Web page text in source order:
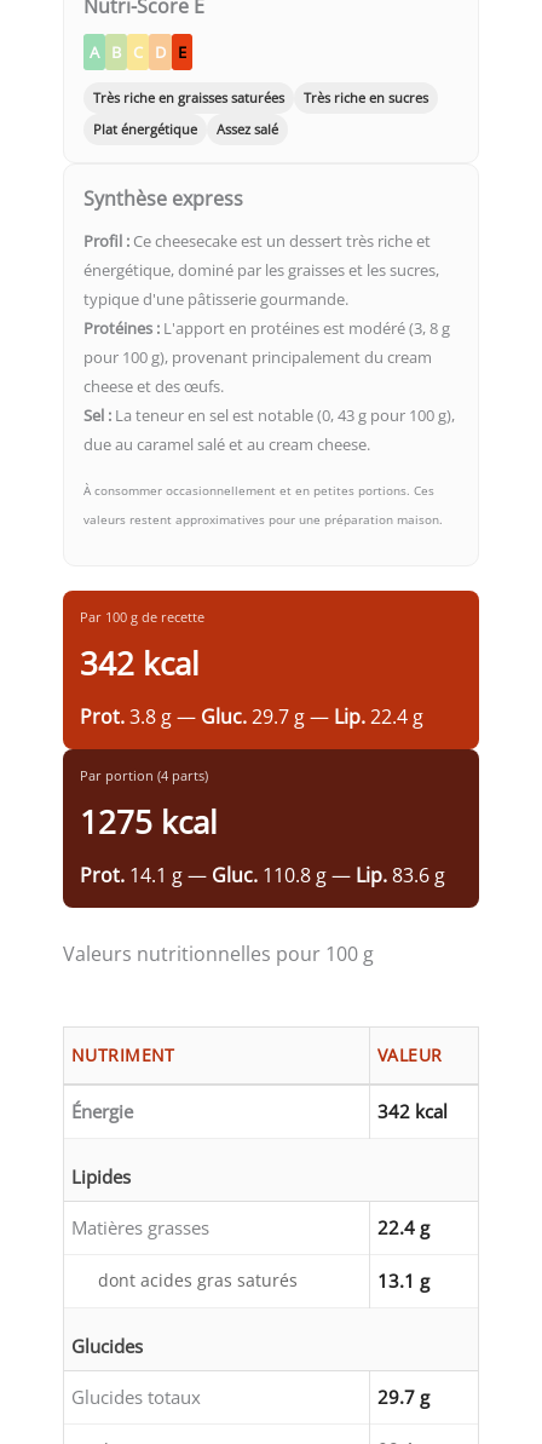
Nutri-Score E
A B C D E
Très riche en graisses saturées
Très riche en sucres
Plat énergétique
Assez salé
Synthèse express
Profil : Ce cheesecake est un dessert très riche et
énergétique, dominé par les graisses et les sucres,
typique d'une pâtisserie gourmande.
Protéines : L'apport en protéines est modéré (3, 8 g
pour 100 g), provenant principalement du cream
cheese et des œufs.
Sel : La teneur en sel est notable (0, 43 g pour 100 g),
due au caramel salé et au cream cheese.
À consommer occasionnellement et en petites portions. Ces
valeurs restent approximatives pour une préparation maison.
Par 100 g de recette
342 kcal
Prot.3.8 g — Gluc.29.7 g — Lip.22.4 g
Par portion (4 parts)
1275 kcal
Prot. 14.1 g — Gluc. 110.8 g — Lip.83.6 g
Valeurs nutritionnelles pour 100 g
NUTRIMENT VALEUR
Énergie 342 kcal
Lipides
Matières grasses 22.4 g
dont acides gras saturés 13.1 g
Glucides
Glucides totaux 29.7 g